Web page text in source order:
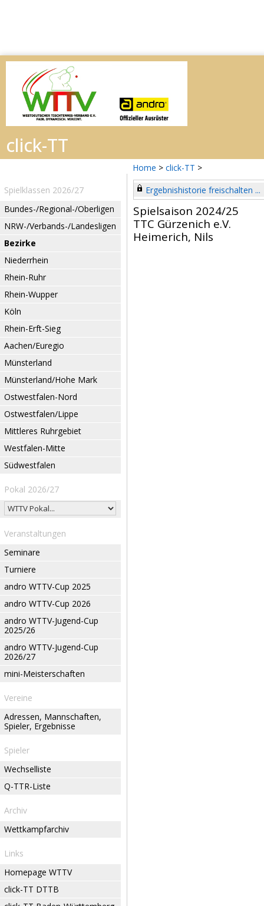
Home > click-TT >
Spielklassen 2026/27
Bundes-/Regional-/Oberligen
NRW-/Verbands-/Landesligen
Bezirke
Niederrhein
Rhein-Ruhr
Rhein-Wupper
Köln
Rhein-Erft-Sieg
Aachen/Euregio
Münsterland
Münsterland/Hohe Mark
Ostwestfalen-Nord
Ostwestfalen/Lippe
Mittleres Ruhrgebiet
Westfalen-Mitte
Südwestfalen
Pokal 2026/27
Veranstaltungen
Seminare
Turniere
andro WTTV-Cup 2025
andro WTTV-Cup 2026
andro WTTV-Jugend-Cup
2025/26
andro WTTV-Jugend-Cup
2026/27
mini-Meisterschaften
Vereine
Adressen, Mannschaften,
Spieler, Ergebnisse
Spieler
Wechselliste
Q-TTR-Liste
Archiv
Wettkampfarchiv
Links
Homepage WTTV
click-TT DTTB
Ergebnishistorie freischalten ...
Spielsaison 2024/25
TTC Gürzenich e.V.
Heimerich, Nils